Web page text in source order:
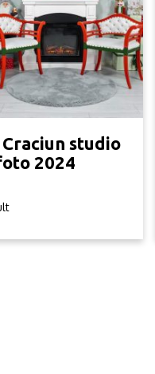
studio
2024